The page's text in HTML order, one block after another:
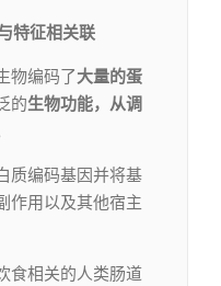
特征相关联
物编码了大量的蛋
的生物功能，从调
质编码基因并将基
作用以及其他宿主
食相关的人类肠道